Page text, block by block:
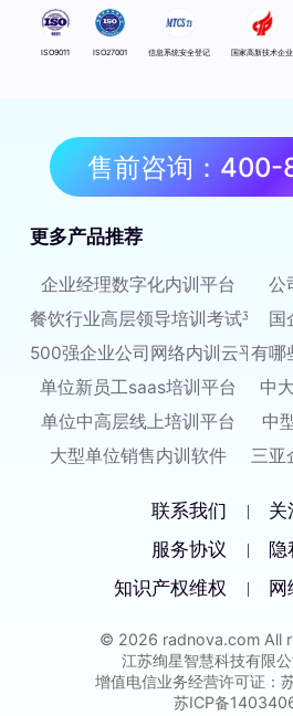
ISO9011 ISO27001 信息系统安全登记 国家高新技术企业
售前咨询：
更多产品推荐
企业经理数字化内训平台
公
餐饮行业高层领导培训考试平台国
500强企业公司网络内训云平台
有哪
单位新员工saas培训平台
中
单位中高层线上培训平台
中
大型单位销售内训软件
三亚
联系我们 |
关
服务协议
|
隐
知识产权维权
| 网
© 2026 radnova.com All
江苏绚星智慧科技有限
增值电信业务经营许可证
苏ICP备